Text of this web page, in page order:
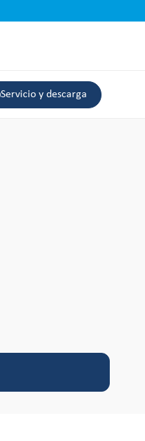
Servicio y descarga